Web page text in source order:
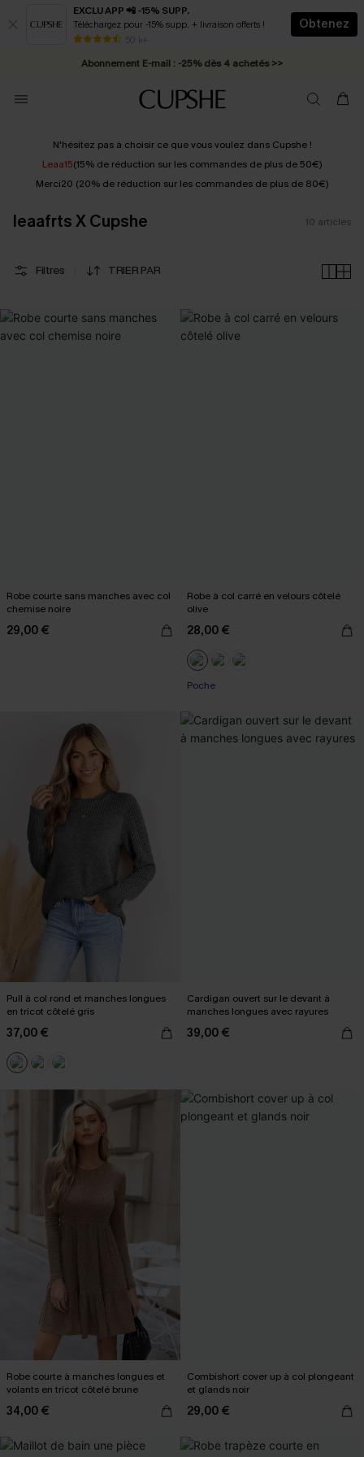
EXCLU APP 📲 -15% SUPP.
Téléchargez pour -15% supp. + livraison offerts !
50 k+
Obtenez
* Livraison éclair 2-3 jours ouvrés >>
Abonnement E-mail : -25% dès 4 achetés >>
N'hésitez pas à choisir ce que vous voulez dans Cupshe !
Leaa15(15% de réduction sur les commandes de plus de 50€)
Merci20 (20% de réduction sur les commandes de plus de 80€)
leaafrts X Cupshe 10 articles
Filtres TRIER PAR
Robe courte sans manches avec col
chemise noire
29,00 €
Robe à col carré en velours côtelé
olive
28,00 €
Poche
Pull à col rond et manches longues
en tricot côtelé gris
37,00 €
Cardigan ouvert sur le devant à
manches longues avec rayures
39,00 €
Robe courte à manches longues et
volants en tricot côtelé brune
34,00 €
Combishort cover up à col plongeant
et glands noir
29,00 €